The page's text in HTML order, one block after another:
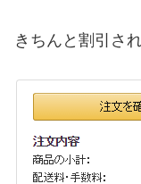
きちんと割引さ